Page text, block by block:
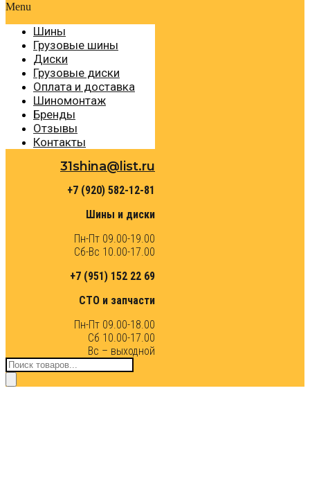
Menu
Шины
Грузовые шины
Диски
Грузовые диски
Оплата и доставка
Шиномонтаж
Бренды
Отзывы
Контакты
31shina@list.ru
+7 (920) 582-12-81
Шины и диски
Пн-Пт 09.00-19.00
Сб-Вс 10.00-17.00
+7 (951) 152 22 69
СТО и запчасти
Пн-Пт 09.00-18.00
Сб 10.00-17.00
Вс – выходной
Поиск
товаров